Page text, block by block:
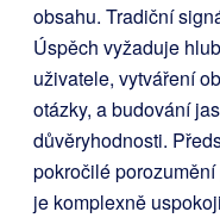
obsahu. Tradiční
Úspěch vyžaduje
uživatele, vytváření
otázky, a budování
důvěryhodnosti.
pokročilé
je komplexně